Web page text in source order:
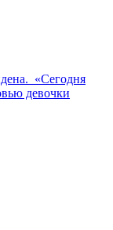
«Сегодня
девочки